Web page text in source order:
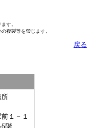
す。
複製等を禁じます。
戻る
所
１－１
階